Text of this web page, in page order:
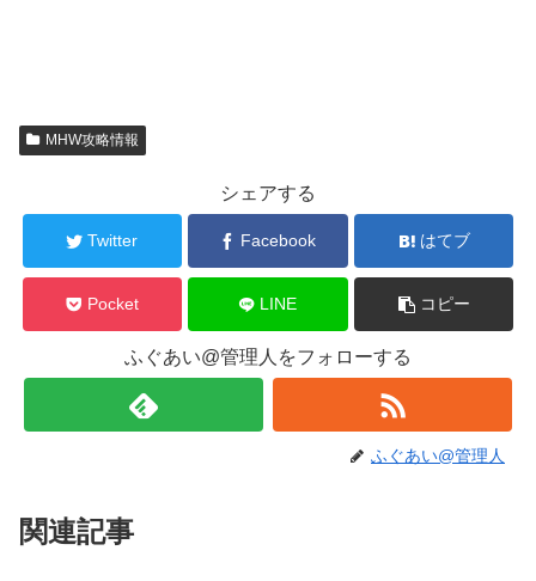
MHW攻略情報
シェアする
Twitter Facebook はてブ
Pocket LINE コピー
ふぐあい@管理人をフォローする
ふぐあい@管理人
関連記事